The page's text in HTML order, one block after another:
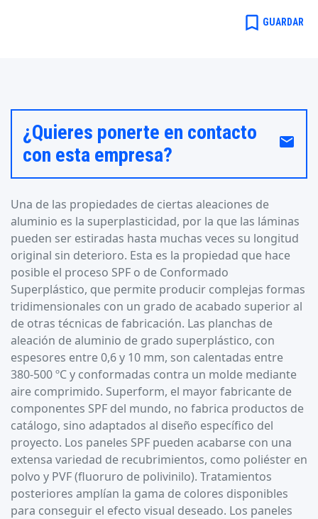
bookmark_border GUARDAR
¿Quieres ponerte en contacto
con esta empresa?
email
Una de las propiedades de ciertas aleaciones de
aluminio es la superplasticidad, por la que las láminas
pueden ser estiradas hasta muchas veces su longitud
original sin deterioro. Esta es la propiedad que hace
posible el proceso SPF o de Conformado
Superplástico, que permite producir complejas formas
tridimensionales con un grado de acabado superior al
de otras técnicas de fabricación. Las planchas de
aleación de aluminio de grado superplástico, con
espesores entre 0,6 y 10 mm, son calentadas entre
380-500 ºC y conformadas contra un molde mediante
aire comprimido. Superform, el mayor fabricante de
componentes SPF del mundo, no fabrica productos de
catálogo, sino adaptados al diseño específico del
proyecto. Los paneles SPF pueden acabarse con una
extensa variedad de recubrimientos, como poliéster en
polvo y PVF (fluoruro de polivinilo). Tratamientos
posteriores amplían la gama de colores disponibles
para conseguir el efecto visual deseado. Los paneles